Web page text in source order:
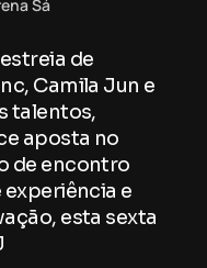
Sá
de
Camila Jun e
talentos,
aposta no
de encontro
e
esta sexta